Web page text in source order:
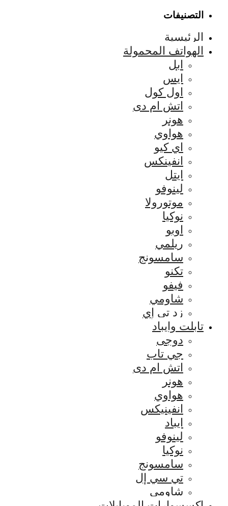
التصنيفات
الرئيسية
الهواتف المحمولة
ابل
ايس
اول كول
اتش ام دى
هونر
هواوي
اي كيو
انفينكس
ايتل
لينوفو
موتورولا
نوكيا
اوبو
ريلمي
سامسونج
تكنو
فيفو
شاومي
زد تي إي
تابلت وايباد
دوجى
جي تاب
اتش ام دى
هونر
هواوي
انفينيكس
ايباد
لينوفو
نوكيا
سامسونج
تي سي إل
شاومي